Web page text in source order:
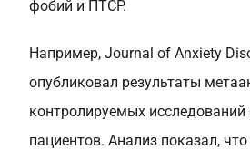
фобий и ПТСР.
Например, Journal of Anxiety
опубликовал результаты
контролируемых исследований
пациентов. Анализ показал,